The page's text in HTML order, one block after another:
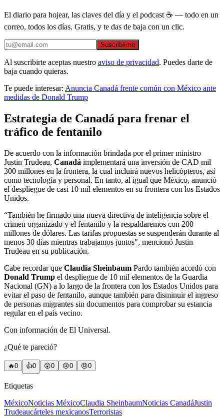
El diario para hojear, las claves del día y el podcast ☕ — todo en un
correo, todos los días. Gratis, y te das de baja con un clic.
Suscribirme
Al suscribirte aceptas nuestro aviso de privacidad. Puedes darte de
baja cuando quieras.
Te puede interesar: Anuncia Canadá frente común con México ante
medidas de Donald Trump
Estrategia de Canadá para frenar el
tráfico de fentanilo
De acuerdo con la información brindada por el primer ministro
Justin Trudeau, Canadá implementará una inversión de CAD mil
300 millones en la frontera, la cual incluirá nuevos helicópteros, así
como tecnología y personal. En tanto, al igual que México, anunció
el despliegue de casi 10 mil elementos en su frontera con los Estados
Unidos.
“También he firmado una nueva directiva de inteligencia sobre el
crimen organizado y el fentanilo y la respaldaremos con 200
millones de dólares. Las tarifas propuestas se suspenderán durante al
menos 30 días mientras trabajamos juntos", mencionó Justin
Trudeau en su publicación.
Cabe recordar que Claudia Sheinbaum Pardo también acordó con
Donald Trump el despliegue de 10 mil elementos de la Guardia
Nacional (GN) a lo largo de la frontera con los Estados Unidos para
evitar el paso de fentanilo, aunque también para disminuir el ingreso
de personas migrantes sin documentos para comprobar su estancia
regular en el país vecino.
Con información de El Universal.
¿Qué te pareció?
🔥0 👍0 😲0 😢0 😠0
Etiquetas
MéxicoNoticias MéxicoClaudia SheinbaumNoticias CanadáJustin
Trudeaucárteles mexicanosTerroristas